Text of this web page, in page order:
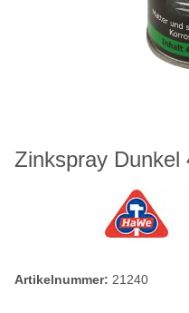
Zinkspray Dunkel
Artikelnummer: 21240